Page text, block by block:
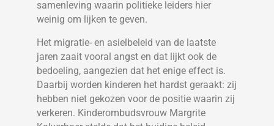
samenleving waarin politieke leiders hier
weinig om lijken te geven.
Het migratie- en asielbeleid van de laatste
jaren zaait vooral angst en dat lijkt ook de
bedoeling, aangezien dat het enige effect is.
Daarbij worden kinderen het hardst geraakt: zij
hebben niet gekozen voor de positie waarin zij
verkeren. Kinderombudsvrouw Margrite